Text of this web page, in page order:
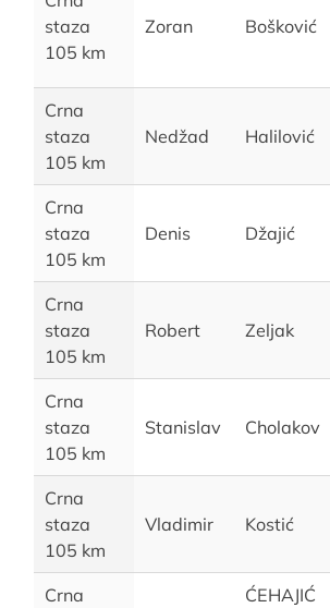
staza
105 km
Zoran Bošković
Crna
staza
105 km
Nedžad Halilović
Crna
staza
105 km
Denis Džajić
Crna
staza
105 km
Robert Zeljak
Crna
staza
105 km
Stanislav Cholakov
Crna
staza
105 km
Vladimir Kostić
Crna
ĆEHAJIĆ